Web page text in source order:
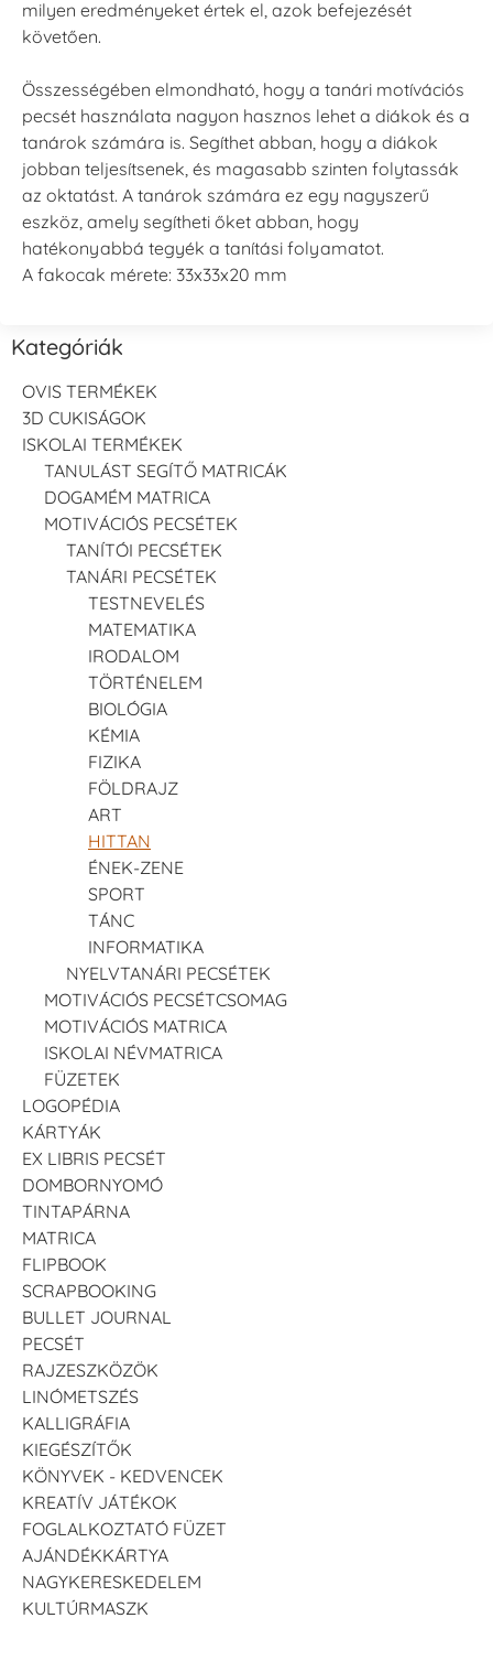
milyen eredményeket értek el, azok befejezését
követően.
Összességében elmondható, hogy a tanári motívációs
pecsét használata nagyon hasznos lehet a diákok és a
tanárok számára is. Segíthet abban, hogy a diákok
jobban teljesítsenek, és magasabb szinten folytassák
az oktatást. A tanárok számára ez egy nagyszerű
eszköz, amely segítheti őket abban, hogy
hatékonyabbá tegyék a tanítási folyamatot.
A fakocak mérete: 33x33x20 mm
Kategóriák
OVIS TERMÉKEK
3D CUKISÁGOK
ISKOLAI TERMÉKEK
TANULÁST SEGÍTŐ MATRICÁK
DOGAMÉM MATRICA
MOTIVÁCIÓS PECSÉTEK
TANÍTÓI PECSÉTEK
TANÁRI PECSÉTEK
TESTNEVELÉS
MATEMATIKA
IRODALOM
TÖRTÉNELEM
BIOLÓGIA
KÉMIA
FIZIKA
FÖLDRAJZ
ART
HITTAN
ÉNEK-ZENE
SPORT
TÁNC
INFORMATIKA
NYELVTANÁRI PECSÉTEK
MOTIVÁCIÓS PECSÉTCSOMAG
MOTIVÁCIÓS MATRICA
ISKOLAI NÉVMATRICA
FÜZETEK
LOGOPÉDIA
KÁRTYÁK
EX LIBRIS PECSÉT
DOMBORNYOMÓ
TINTAPÁRNA
MATRICA
FLIPBOOK
SCRAPBOOKING
BULLET JOURNAL
PECSÉT
RAJZESZKÖZÖK
LINÓMETSZÉS
KALLIGRÁFIA
KIEGÉSZÍTŐK
KÖNYVEK - KEDVENCEK
KREATÍV JÁTÉKOK
FOGLALKOZTATÓ FÜZET
AJÁNDÉKKÁRTYA
NAGYKERESKEDELEM
KULTÚRMASZK